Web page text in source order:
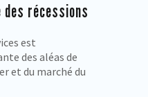
des récessions
est
des aléas de
et du marché du